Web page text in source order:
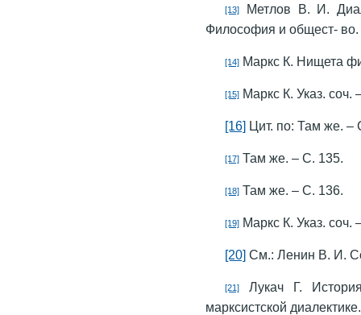
[13]
Метлов В. И.
Философия и общест-
[14] Маркс К. Нищета
[15] Маркс К. Указ. соч.
[16] Цит. по: Там же. –
[17] Там же. – С. 135.
[18] Там же. – С. 136.
[19] Маркс К. Указ. соч.
[20] См.: Ленин В. И.
[21]
Лукач Г.
марксистской